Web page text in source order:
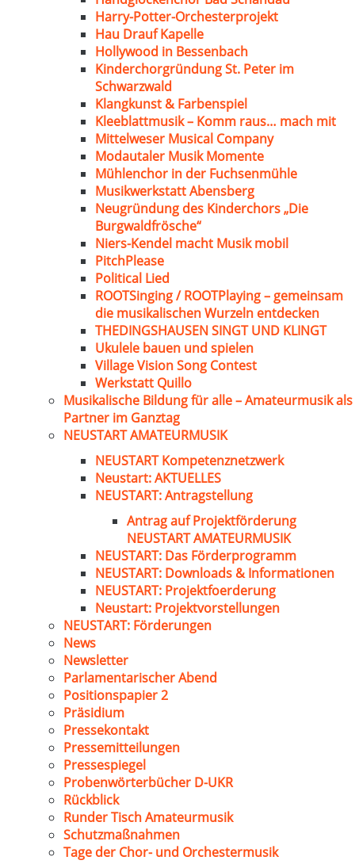
Harry-Potter-Orchesterprojekt
Hau Drauf Kapelle
Hollywood in Bessenbach
Kinderchorgründung St. Peter im
Schwarzwald
Klangkunst & Farbenspiel
Kleeblattmusik – Komm raus… mach mit
Mittelweser Musical Company
Modautaler Musik Momente
Mühlenchor in der Fuchsenmühle
Musikwerkstatt Abensberg
Neugründung des Kinderchors „Die
Burgwaldfrösche“
Niers-Kendel macht Musik mobil
PitchPlease
Political Lied
ROOTSinging / ROOTPlaying – gemeinsam
die musikalischen Wurzeln entdecken
THEDINGSHAUSEN SINGT UND KLINGT
Ukulele bauen und spielen
Village Vision Song Contest
Werkstatt Quillo
Musikalische Bildung für alle – Amateurmusik als
Partner im Ganztag
NEUSTART AMATEURMUSIK
NEUSTART Kompetenznetzwerk
Neustart: AKTUELLES
NEUSTART: Antragstellung
Antrag auf Projektförderung
NEUSTART AMATEURMUSIK
NEUSTART: Das Förderprogramm
NEUSTART: Downloads & Informationen
NEUSTART: Projektfoerderung
Neustart: Projektvorstellungen
NEUSTART: Förderungen
News
Newsletter
Parlamentarischer Abend
Positionspapier 2
Präsidium
Pressekontakt
Pressemitteilungen
Pressespiegel
Probenwörterbücher D-UKR
Rückblick
Runder Tisch Amateurmusik
Schutzmaßnahmen
Tage der Chor- und Orchestermusik